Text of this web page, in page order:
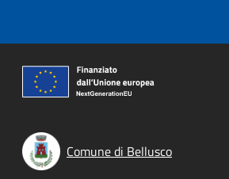
Comune di Bellusco